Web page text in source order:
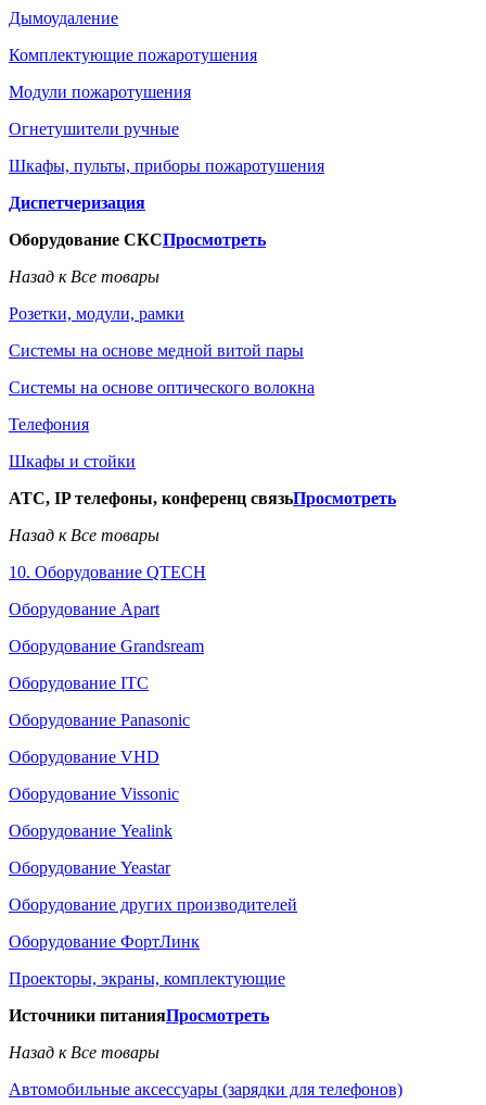
Дымоудаление
Комплектующие пожаротушения
Модули пожаротушения
Огнетушители ручные
Шкафы, пульты, приборы пожаротушения
Диспетчеризация
Оборудование СКСПросмотреть
Назад к Все товары
Розетки, модули, рамки
Системы на основе медной витой пары
Системы на основе оптического волокна
Телефония
Шкафы и стойки
АТС, IP телефоны, конференц связьПросмотреть
Назад к Все товары
10. Оборудование QTECH
Оборудование Apart
Оборудование Grandsream
Оборудование ITC
Оборудование Panasonic
Оборудование VHD
Оборудование Vissonic
Оборудование Yealink
Оборудование Yeastar
Оборудование других производителей
Оборудование ФортЛинк
Проекторы, экраны, комплектующие
Источники питанияПросмотреть
Назад к Все товары
Автомобильные аксессуары (зарядки для телефонов)